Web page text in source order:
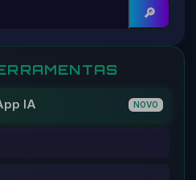
🔎
IA NOVO